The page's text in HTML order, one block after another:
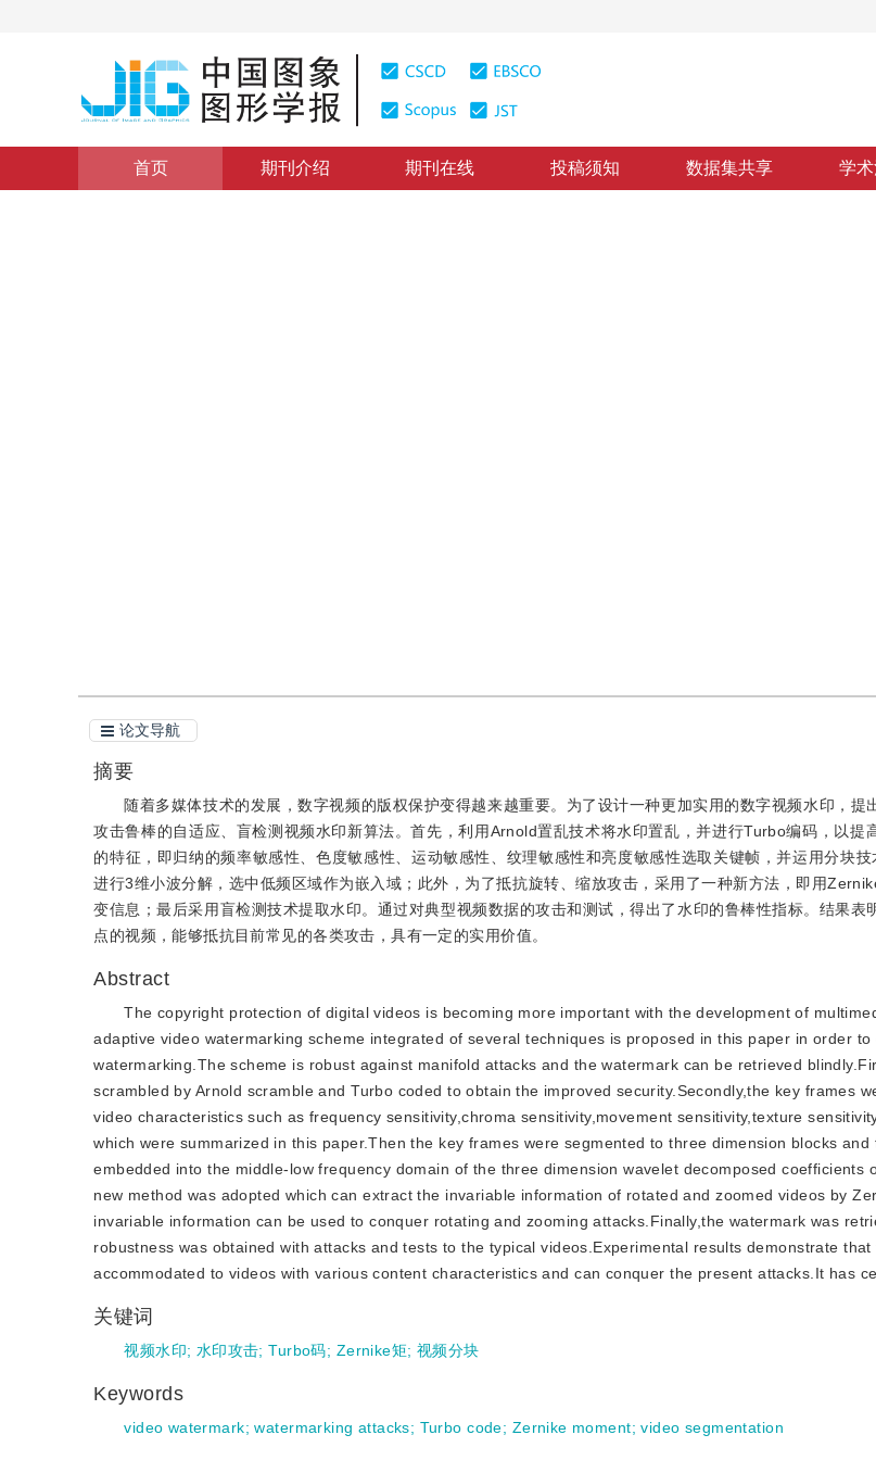
首页 期刊介绍 期刊在线 投稿须知 数据集共享 学
论文导航
摘要
随着多媒体技术的发展，数字视频的版权保护变得越来越重要。为了设计一种更加实用的数字视频水印，提
攻击鲁棒的自适应、盲检测视频水印新算法。首先，利用Arnold置乱技术将水印置乱，并进行Turbo编码，以提
的特征，即归纳的频率敏感性、色度敏感性、运动敏感性、纹理敏感性和亮度敏感性选取关键帧，并运用分块
进行3维小波分解，选中低频区域作为嵌入域；此外，为了抵抗旋转、缩放攻击，采用了一种新方法，即用
变信息；最后采用盲检测技术提取水印。通过对典型视频数据的攻击和测试，得出了水印的鲁棒性指标。结果表
点的视频，能够抵抗目前常见的各类攻击，具有一定的实用价值。
Abstract
The copyright protection of digital videos is becoming more important with the development of
adaptive video watermarking scheme integrated of several techniques is proposed in this paper in order
watermarking.The scheme is robust against manifold attacks and the watermark can be retrieved
scrambled by Arnold scramble and Turbo coded to obtain the improved security.Secondly,the key frames
video characteristics such as frequency sensitivity,chroma sensitivity,movement sensitivity,texture
which were summarized in this paper.Then the key frames were segmented to three dimension blocks and
embedded into the middle-low frequency domain of the three dimension wavelet decomposed coefficients
new method was adopted which can extract the invariable information of rotated and zoomed videos by
invariable information can be used to conquer rotating and zooming attacks.Finally,the watermark was
robustness was obtained with attacks and tests to the typical videos.Experimental results demonstrate that
accommodated to videos with various content characteristics and can conquer the present attacks.It has
关键词
视频水印; 水印攻击;Turbo码; Zernike矩; 视频分块
Keywords
video watermark;watermarking attacks; Turbo code; Zernike moment;video segmentation